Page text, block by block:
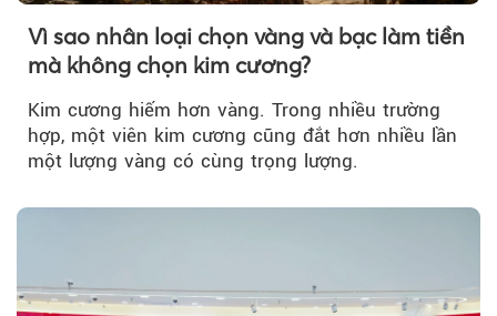
Vì sao nhân loại chọn vàng và bạc làm tiền
mà không chọn kim cương?
Kim cương hiếm hơn vàng. Trong nhiều trường
hợp, một viên kim cương cũng đắt hơn nhiều lần
một lượng vàng có cùng trọng lượng.